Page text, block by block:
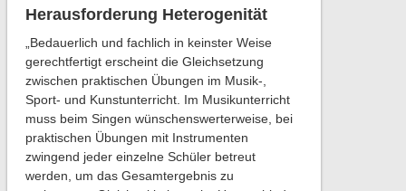
Herausforderung Heterogenität
„Bedauerlich und fachlich in keinster Weise
gerechtfertigt erscheint die Gleichsetzung
zwischen praktischen Übungen im Musik-,
Sport- und Kunstunterricht. Im Musikunterricht
muss beim Singen wünschenswerterweise, bei
praktischen Übungen mit Instrumenten
zwingend jeder einzelne Schüler betreut
werden, um das Gesamtergebnis zu